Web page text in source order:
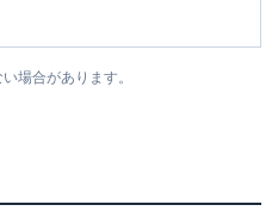
場合があります。